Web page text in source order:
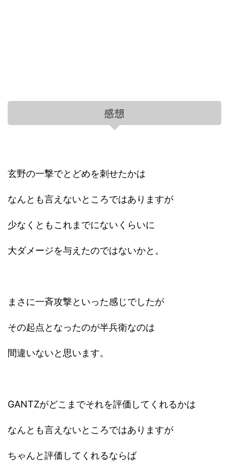
感想
玄野の一撃でとどめを刺せたかは
なんとも言えないところではありますが
少なくともこれまでにないくらいに
大ダメージを与えたのではないかと。
まさに一斉攻撃といった感じでしたが
その起点となったのが半兵衛なのは
間違いないと思います。
GANTZがどこまでそれを評価してくれるかは
なんとも言えないところではありますが
ちゃんと評価してくれるならば